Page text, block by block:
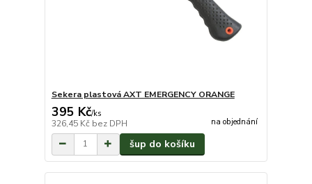
Sekera plastová AXT EMERGENCY ORANGE
395 Kč/ks
326,45 Kč bez DPH na objednání
šup do košíku